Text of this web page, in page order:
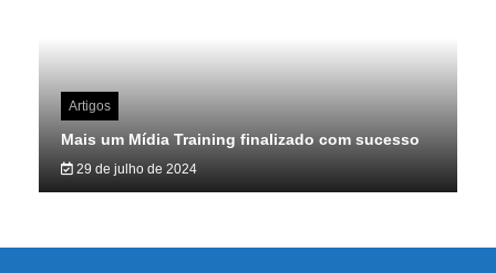
Artigos
Mais um Mídia Training finalizado com sucesso
29 de julho de 2024